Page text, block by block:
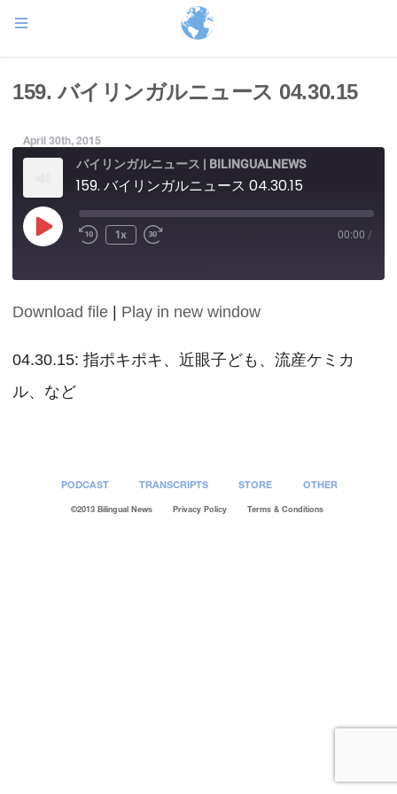
159. バイリンガルニュース 04.30.15
April 30th, 2015
バイリンガルニュース | BILINGUALNEWS
159. バイリンガルニュース 04.30.15
Play
Episode
1x 00:00 /
SHARE
LINK
EMBED
Download file Play in new window
04.30.15: 指ポキポキ、近眼子ども、流産ケミカ
ル、など
PODCAST TRANSCRIPTS STORE OTHER
©2013 Bilingual News Privacy Policy Terms & Conditions